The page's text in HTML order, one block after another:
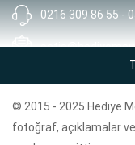
0216 309 86 55 -
BİLGİLER
© 2015 - 2025 Hediye
fotoğraf, açıklamalar